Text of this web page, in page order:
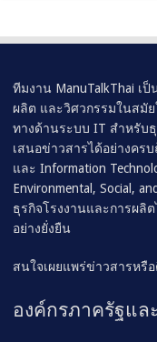
ทีมงาน ManuTalkThai เ
ผลิต และวิศวกรรมในสมั
ทางด้านระบบ IT สำหรับ
เสนอข่าวสารได้อย่างครบ
และ Information
Environmental, Social,
ธุรกิจโรงงานและการผลิ
อย่างยั่งยืน
สนใจเผยแพร่ข่าวสารห
องค์กรภาครัฐแล